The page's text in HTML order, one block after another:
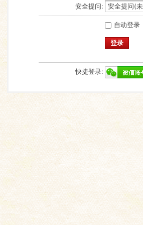
安全提问:
自动登录
登录
快捷登录: